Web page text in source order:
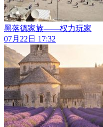
黑落德家族——权力玩家
07月22日 17:32